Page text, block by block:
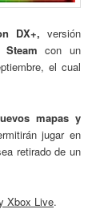
DX+, versión
Steam con un
el cual
mapas y
jugar en
retirado de un
Xbox Live.